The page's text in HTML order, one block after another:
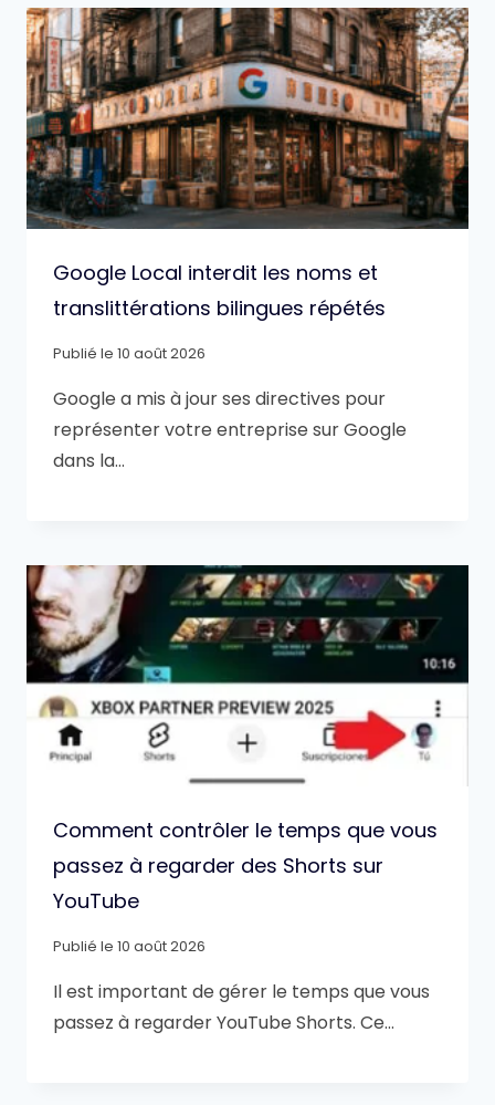
Google Local interdit les noms et
translittérations bilingues répétés
Publié le 10 août 2026
Google a mis à jour ses directives pour
représenter votre entreprise sur Google
dans la…
Comment contrôler le temps que vous
passez à regarder des Shorts sur
YouTube
Publié le 10 août 2026
Il est important de gérer le temps que vous
passez à regarder YouTube Shorts. Ce…